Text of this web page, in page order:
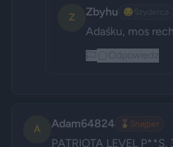
Z Zbyhu 😏
Adaśku, mos
A Adam64824 🎖️ Snajper
PATRIOTA LEVEL